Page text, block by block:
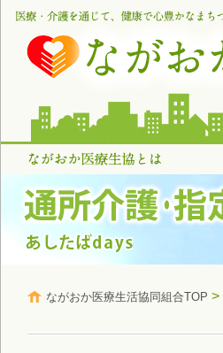
ながおか医療生活協同組合TOP >